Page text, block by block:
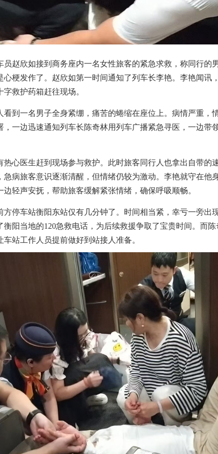
员赵欣如接到商务座内一名女性旅客的紧急求救，称同行的
心梗发作了。赵欣如第一时间通知了列车长李艳。李艳闻讯
救护药箱赶往现场。
看到一名男子全身紧绷，痛苦的蜷缩在座位上。病情严重，
，一边迅速通知列车长陈奇林用列车广播紧急寻医，一边带
热心医生赶到现场参与救护。此时旅客同行人也拿出自带的
急病旅客意识逐渐清醒，但情绪仍较为激动。李艳就守在他
轻声安抚，帮助旅客缓解紧张情绪，确保呼吸顺畅。
方停车站衡阳东站仅有几分钟了。时间相当紧，幸亏一旁出
衡阳当地的120急救电话，为后续救援争取了宝贵时间。而陈
站工作人员提前做好到站接人准备。